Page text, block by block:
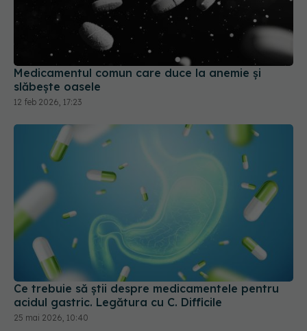
Medicamentul comun care duce la anemie și
slăbește oasele
12 feb 2026, 17:23
Ce trebuie să știi despre medicamentele pentru
acidul gastric. Legătura cu C. Difficile
25 mai 2026, 10:40